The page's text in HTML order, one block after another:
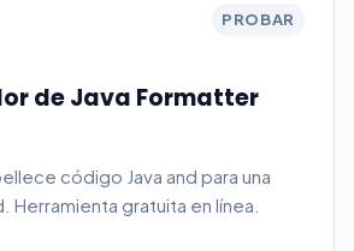
PROBAR
de Java Formatter
código Java and para una
Herramienta gratuita en línea.